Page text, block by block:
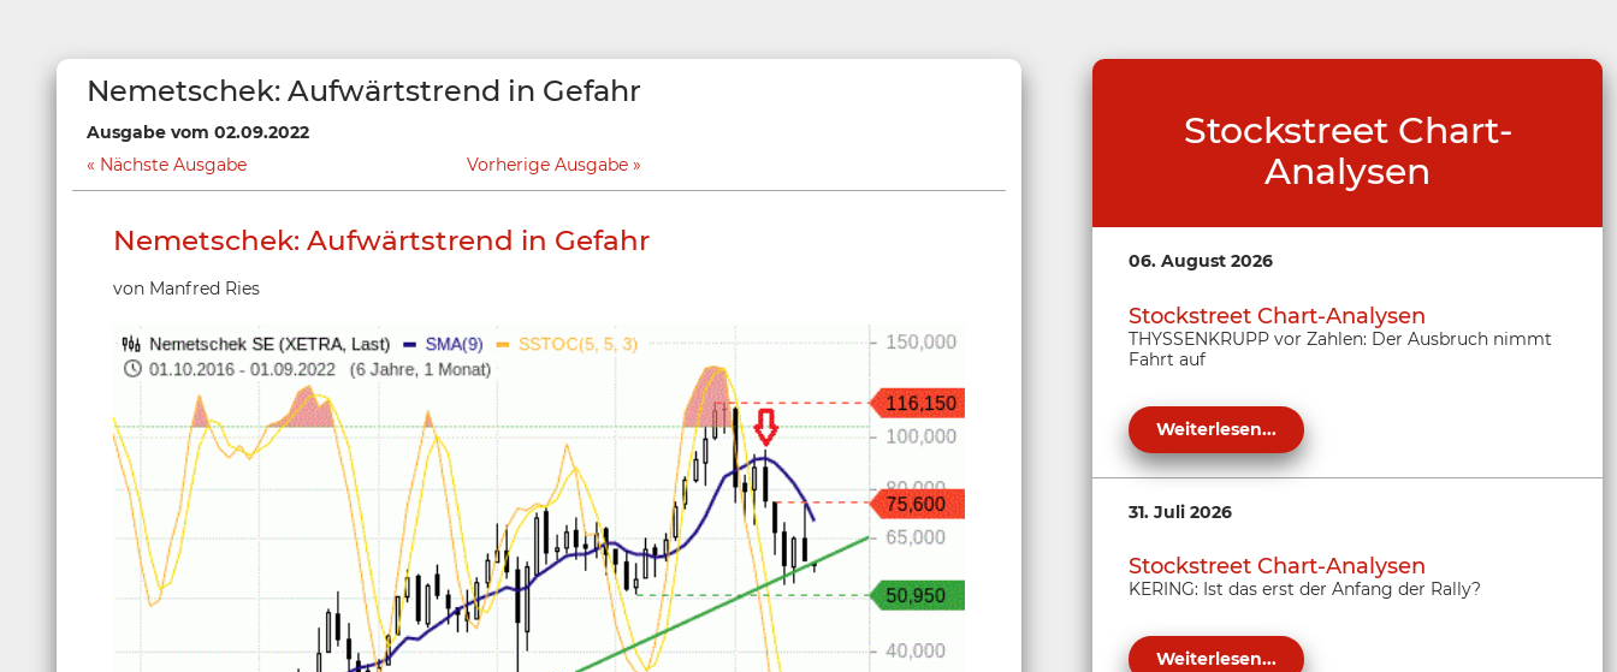
Nemetschek: Aufwärtstrend in Gefahr
Ausgabe vom 02.09.2022
Nächste Ausgabe
Vorherige Ausgabe
Nemetschek: Aufwärtstrend in Gefahr
von Manfred Ries
Stockstreet Chart-
Analysen
06. August 2026
Stockstreet Chart-Analysen
THYSSENKRUPP vor Zahlen: Der Ausbruch nimmt
Fahrt auf
Weiterlesen...
31. Juli 2026
Stockstreet Chart-Analysen
KERING: Ist das erst der Anfang der Rally?
Weiterlesen...